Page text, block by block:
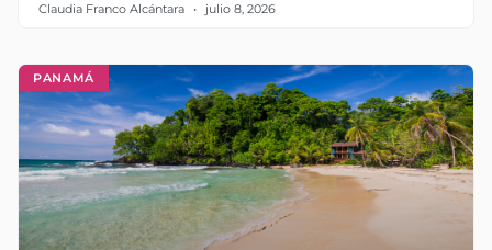
Claudia Franco Alcántara julio 8, 2026
PANAMÁ